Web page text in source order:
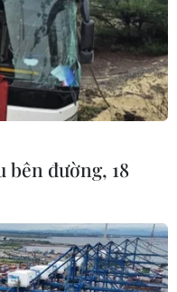
ông Trump phải đối
giao về Triều Tiên,
đồng minh Saudi
khỏi Syria.
bên đường, 18